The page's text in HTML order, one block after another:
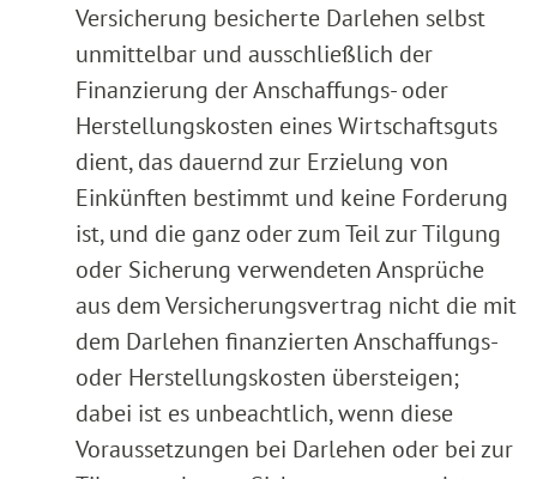
Versicherung besicherte Darlehen selbst
unmittelbar und ausschließlich der
Finanzierung der Anschaffungs- oder
Herstellungskosten eines Wirtschaftsguts
dient, das dauernd zur Erzielung von
Einkünften bestimmt und keine Forderung
ist, und die ganz oder zum Teil zur Tilgung
oder Sicherung verwendeten Ansprüche
aus dem Versicherungsvertrag nicht die mit
dem Darlehen finanzierten Anschaffungs-
oder Herstellungskosten übersteigen;
dabei ist es unbeachtlich, wenn diese
Voraussetzungen bei Darlehen oder bei zur